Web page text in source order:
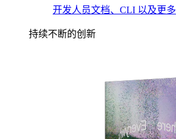
开发人员文档、CLI 以及更多
持续不断的创新